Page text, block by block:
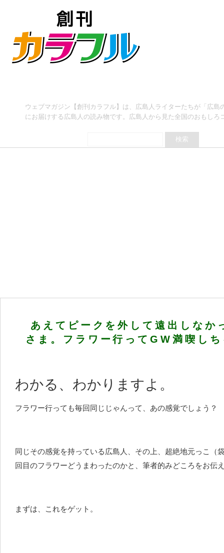
ウェブマガジン【創刊カラフル】は、広島人ライターたちが「広
にお届けする広島人の読み物です。広島人から見た全国のおもしろ
2019年フラワーフェスティバル楽しみ方まとめ
あえてピークを外して遠出しなか
さま。フラワー行ってGW満喫し
わかる、わかりますよ。
フラワー行っても毎回同じじゃんって、あの感覚でしょう？
同じその感覚を持っている広島人、その上、超絶地元っこ（
回目のフラワーどうまわったのかと、筆者的みどころをお伝
まずは、これをゲット。